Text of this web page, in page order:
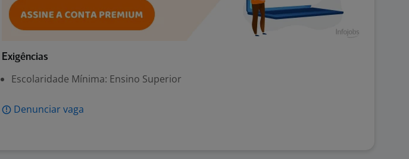
Exigências
Escolaridade Mínima: Ensino Superior
Denunciar vaga